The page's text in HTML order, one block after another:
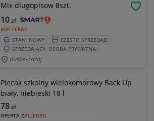
Mix dlugopisow 8szt.
KUP TERAZ
10zł
STAN: NOWY
CZĘSTO SPRZEDAJE
SPRZEDAJĄCY: OSOBA PRYWATNA
Busko-Zdrój
Plecak szkolny wielokomorowy Back Up
biały, niebieski 18 l
OFERTA ZALLEGRO
78zł